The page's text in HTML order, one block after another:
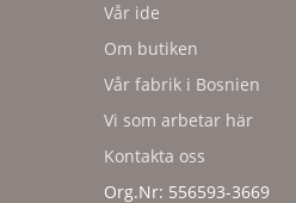
Vår ide
Om butiken
Vår fabrik i Bosnien
Vi som arbetar här
Kontakta oss
Org.Nr: 556593-3669